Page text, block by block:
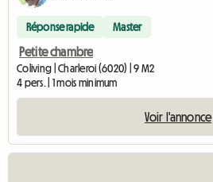
Réponse rapide Master
Petite chambre
Coliving | Charleroi (6020) | 9 M2
4 pers. | 1 mois minimum
Voir l'annonce